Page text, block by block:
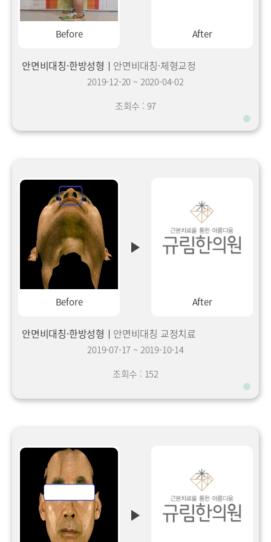
Before After
안면비대칭·한방성형 안면비대칭·체형교정
2019-12-20 ~ 2020-04-02
조회수 : 97
Before After
안면비대칭·한방성형 안면비대칭 교정치료
2019-07-17 ~ 2019-10-14
조회수 : 152